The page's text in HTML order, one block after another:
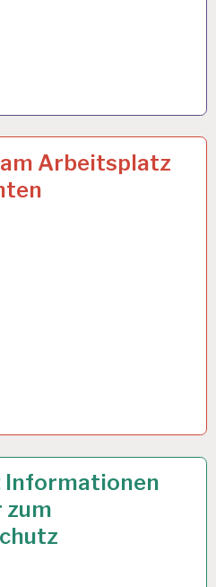
Arbeitsplatz
Informationen